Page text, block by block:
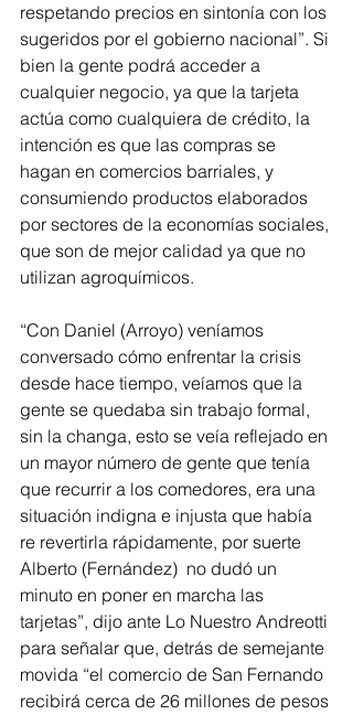
respetando precios en sintonía con los
sugeridos por el gobierno nacional”. Si
bien la gente podrá acceder a
cualquier negocio, ya que la tarjeta
actúa como cualquiera de crédito, la
intención es que las compras se
hagan en comercios barriales, y
consumiendo productos elaborados
por sectores de la economías sociales,
que son de mejor calidad ya que no
utilizan agroquímicos.
“Con Daniel (Arroyo) veníamos
conversado cómo enfrentar la crisis
desde hace tiempo, veíamos que la
gente se quedaba sin trabajo formal,
sin la changa, esto se veía reflejado en
un mayor número de gente que tenía
que recurrir a los comedores, era una
situación indigna e injusta que había
re revertirla rápidamente, por suerte
Alberto (Fernández)  no dudó un
minuto en poner en marcha las
tarjetas”, dijo ante Lo Nuestro Andreotti
para señalar que, detrás de semejante
movida “el comercio de San Fernando
recibirá cerca de 26 millones de pesos